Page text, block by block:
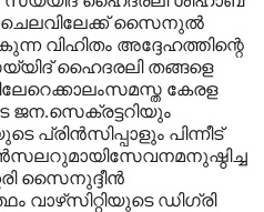
ചെലവിലേക്ക് സൈനുല്‍
വിഹിതം അദ്ദേഹത്തിന്റെ
ഹൈദരലി തങ്ങളെ
കേരള
പ്രിന്‍സിപ്പാളും പിന്നീട്
സൈനുദ്ദീന്‍
വാഴ്‌സിറ്റിയുടെ ഡിഗ്രി